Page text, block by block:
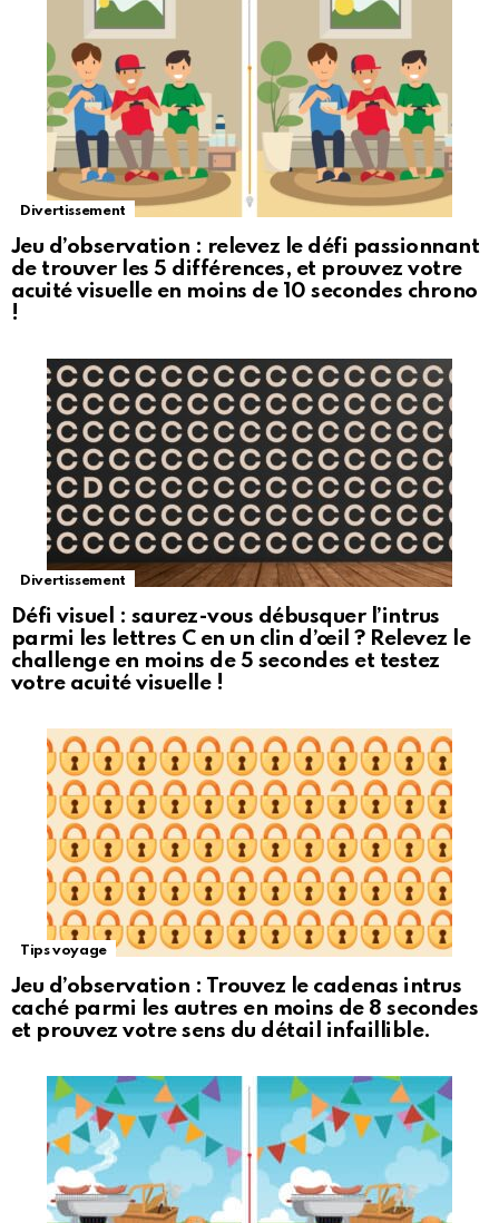
Divertissement
Jeu d’observation : relevez le défi passionnant
de trouver les 5 différences, et prouvez votre
acuité visuelle en moins de 10 secondes chrono
!
Divertissement
Défi visuel : saurez-vous débusquer l’intrus
parmi les lettres C en un clin d’œil ? Relevez le
challenge en moins de 5 secondes et testez
votre acuité visuelle !
Tips voyage
Jeu d’observation : Trouvez le cadenas intrus
caché parmi les autres en moins de 8 secondes
et prouvez votre sens du détail infaillible.